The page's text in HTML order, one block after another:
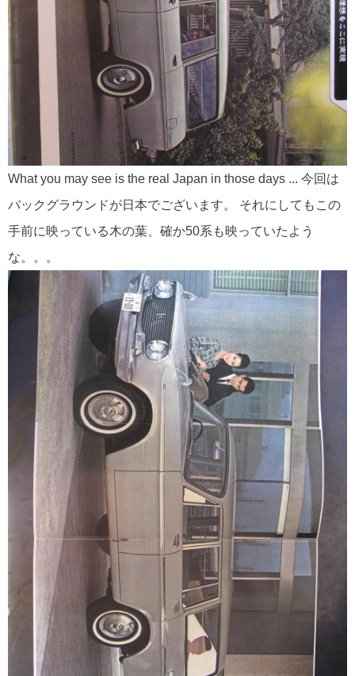
What you may see is the real Japan in those days ... 今回は
バックグラウンドが日本でございます。 それにしてもこの
手前に映っている木の葉、確か50系も映っていたよう
な。。。